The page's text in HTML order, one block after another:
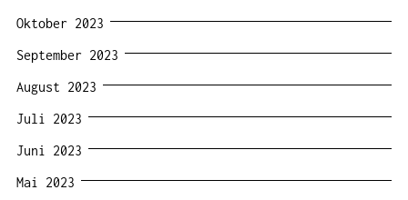
Oktober 2023
September 2023
August 2023
Juli 2023
Juni 2023
Mai 2023